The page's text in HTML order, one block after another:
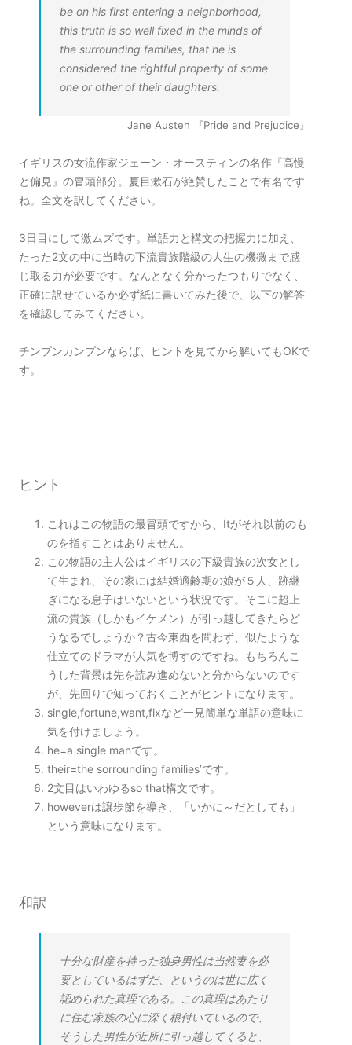
be on his first entering a neighborhood,
this truth is so well fixed in the minds of
the surrounding families, that he is
considered the rightful property of some
one or other of their daughters.
Jane Austen 『Pride and Prejudice』
イギリスの女流作家ジェーン・オースティンの名作『高慢
と偏見』の冒頭部分。夏目漱石が絶賛したことで有名です
ね。全文を訳してください。
3日目にして激ムズです。単語力と構文の把握力に加え、
たった2文の中に当時の下流貴族階級の人生の機微まで感
じ取る力が必要です。なんとなく分かったつもりでなく、
正確に訳せているか必ず紙に書いてみた後で、以下の解答
を確認してみてください。
チンプンカンプンならば、ヒントを見てから解いてもOKで
す。
ヒント
これはこの物語の最冒頭ですから、Itがそれ以前のも
のを指すことはありません。
この物語の主人公はイギリスの下級貴族の次女とし
て生まれ、その家には結婚適齢期の娘が５人、跡継
ぎになる息子はいないという状況です。そこに超上
流の貴族（しかもイケメン）が引っ越してきたらど
うなるでしょうか？古今東西を問わず、似たような
仕立てのドラマが人気を博すのですね。もちろんこ
うした背景は先を読み進めないと分からないのです
が、先回りで知っておくことがヒントになります。
single,fortune,want,fixなど一見簡単な単語の意味に
気を付けましょう。
he=a single manです。
their=the sorrounding families’です。
2文目はいわゆるso that構文です。
howeverは譲歩節を導き、「いかに～だとしても」
という意味になります。
和訳
十分な財産を持った独身男性は当然妻を必
要としているはずだ、というのは世に広く
認められた真理である。この真理はあたり
に住む家族の心に深く根付いているので、
そうした男性が近所に引っ越してくると、